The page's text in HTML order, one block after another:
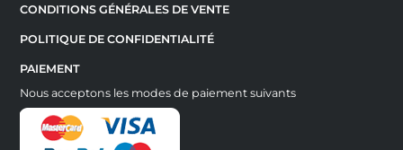
CONDITIONS GÉNÉRALES DE VENTE
POLITIQUE DE CONFIDENTIALITÉ
PAIEMENT
Nous acceptons les modes de paiement suivants